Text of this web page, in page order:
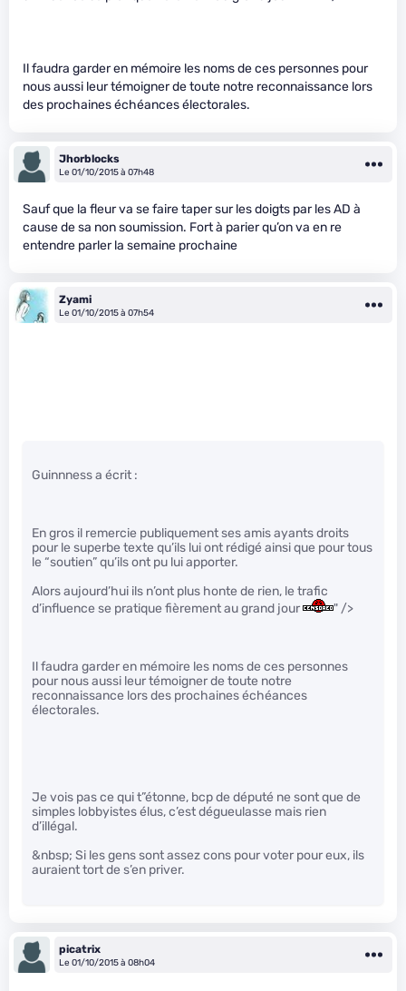
Il faudra garder en mémoire les noms de ces personnes pour
nous aussi leur témoigner de toute notre reconnaissance lors
des prochaines échéances électorales.
Jhorblocks
Le 01/10/2015 à 07h48
Sauf que la fleur va se faire taper sur les doigts par les AD à
cause de sa non soumission. Fort à parier qu’on va en re
entendre parler la semaine prochaine
Zyami
Le 01/10/2015 à 07h54
Guinnness a écrit :
En gros il remercie publiquement ses amis ayants droits
pour le superbe texte qu’ils lui ont rédigé ainsi que pour tous
le “soutien” qu’ils ont pu lui apporter.
Alors aujourd’hui ils n’ont plus honte de rien, le trafic
d’influence se pratique fièrement au grand jour
" />
Il faudra garder en mémoire les noms de ces personnes
pour nous aussi leur témoigner de toute notre
reconnaissance lors des prochaines échéances
électorales.
Je vois pas ce qui t”étonne, bcp de député ne sont que de
simples lobbyistes élus, c’est dégueulasse mais rien
d’illégal.
&nbsp; Si les gens sont assez cons pour voter pour eux, ils
auraient tort de s’en priver.
picatrix
Le 01/10/2015 à 08h04